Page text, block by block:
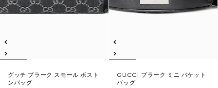
グッチ プラーク スモール ボスト
ンバッグ
GUCCI プラーク ミニ バケット
バッグ